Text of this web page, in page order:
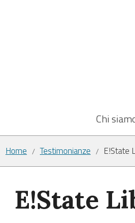
Chi
Home / Testimonianze / E!State
E!State